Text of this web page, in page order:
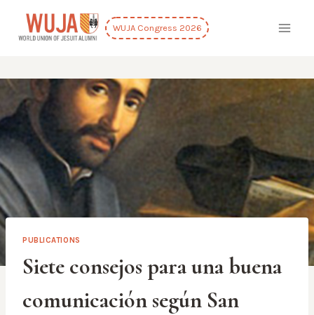
content
WUJA Congress 2026
PUBLICATIONS
Siete consejos para una buena
comunicación según San